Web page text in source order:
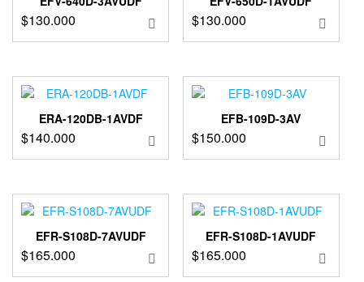
$130.000 $130.000
ERA-120DB-1AVDF
$140.000
EFB-109D-3AV
$150.000
EFR-S108D-7AVUDF
$165.000
EFR-S108D-1AVUDF
$165.000